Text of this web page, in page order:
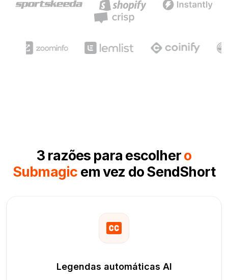
3 razões para escolhero
Submagic em vez do SendShort
Legendas automáticas AI